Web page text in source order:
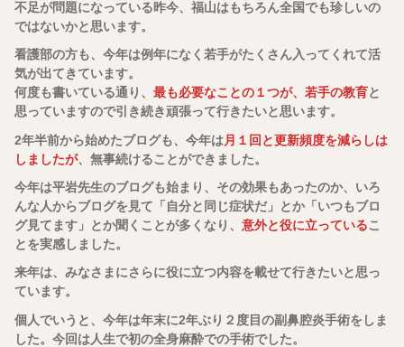
不足が問題になっている昨今、福山はもちろん全国でも珍しいの
ではないかと思います。
看護部の方も、今年は例年になく若手がたくさん入ってくれて活
気が出てきています。
何度も書いている通り、 最も必要なことの１つが、若手の教育と
思っていますので引き続き頑張って行きたいと思います。
2年半前から始めたブログも、今年は月１回と更新頻度を減らしは
しましたが、無事続けることができました。
今年は平岩先生のブログも始まり、その効果もあったのか、いろ
んな人からブログを見て「自分と同じ症状だ」とか「いつもブロ
グ見てます」とか聞くことが多くなり、 意外と役に立っているこ
とを実感しました。
来年は、みなさまにさらに役に立つ内容を載せて行きたいと思っ
ています。
個人でいうと、今年は年末に2年ぶり２度目の副鼻腔炎手術をしま
した。今回は人生で初の全身麻酔での手術でした。